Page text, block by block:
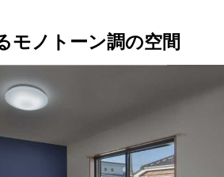
モノトーン調の空間